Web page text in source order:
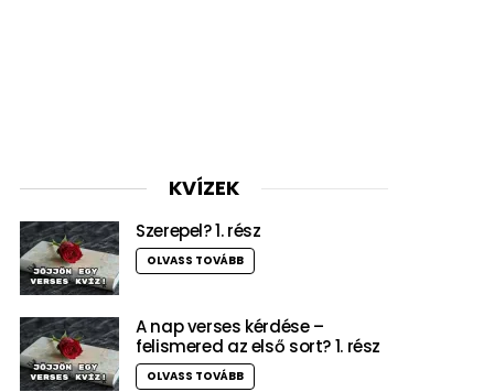
KVÍZEK
Szerepel? 1. rész
OLVASS TOVÁBB
A nap verses kérdése –
felismered az első sort? 1. rész
OLVASS TOVÁBB